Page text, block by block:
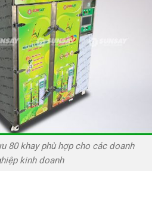
80 khay phù hợp cho các doanh
kinh doanh